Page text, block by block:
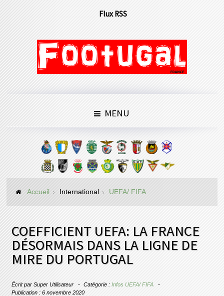
Flux RSS
MENU
Accueil International UEFA/ FIFA
COEFFICIENT UEFA: LA FRANCE
DÉSORMAIS DANS LA LIGNE DE
MIRE DU PORTUGAL
Écrit parSuper Utilisateur Catégorie :Infos UEFA/ FIFA
Publication : 6 novembre 2020